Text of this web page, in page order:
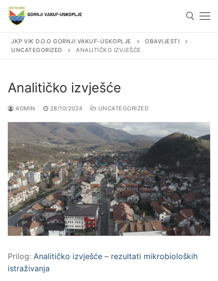
Skip
for:
Naslovna
Obavijesti
Vodovod
Javne nabave
Kontakt
JKP VIK D.O.O GORNJI VAKUF-USKOPLJE
OBAVIJESTI
UNCATEGORIZED
ANALITIČKO IZVJEŠĆE
Analitičko izvješće
ADMIN 28/10/2024 UNCATEGORIZED
Prilog: Analitičko izvješće – rezultati mikrobioloških
istraživanja